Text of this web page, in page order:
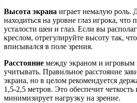
Высота экрана играет немалую роль.
находиться на уровне глаз игрока, что
усталости шеи и глаз. Если вы
креслом, отрегулируйте высоту так,
вписывался в поле зрения.
Расстояние между экраном и игровым
учитывать. Правильное расстояние
экрана, но в целом рекомендуется
1,5-2,5 метров. Это обеспечит
минимизирует нагрузку на зрение.